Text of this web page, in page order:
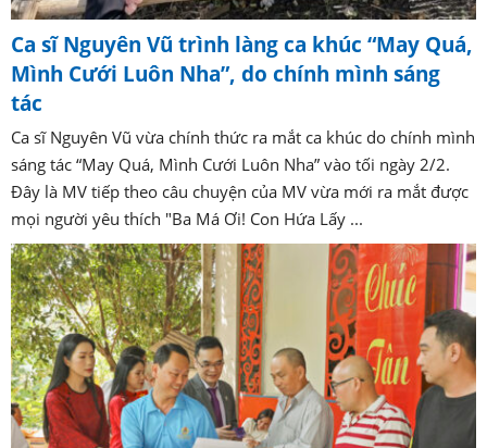
Ca sĩ Nguyên Vũ trình làng ca khúc “May Quá,
Mình Cưới Luôn Nha”, do chính mình sáng
tác
Ca sĩ Nguyên Vũ vừa chính thức ra mắt ca khúc do chính mình
sáng tác “May Quá, Mình Cưới Luôn Nha” vào tối ngày 2/2.
Đây là MV tiếp theo câu chuyện của MV vừa mới ra mắt được
mọi người yêu thích "Ba Má Ơi! Con Hứa Lấy ...